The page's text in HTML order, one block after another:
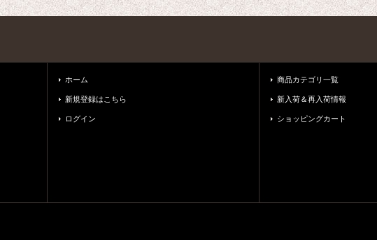
ホーム
新規登録はこちら
ログイン
商品カテゴリ一覧
新入荷＆再入荷情報
ショッピングカート